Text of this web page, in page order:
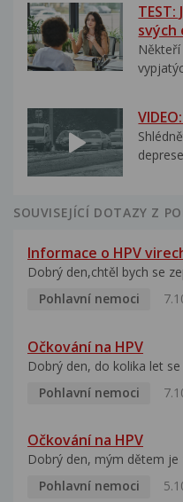
svých
SOUVISEJÍCÍ DOTAZY Z
Informace o HPV
Dobrý den,chtěl bych se
Pohlavní nemoci
Očkování na HPV
Dobrý den, do kolika let
Pohlavní nemoci
Očkování na HPV
Dobrý den, mým dětem je
Pohlavní nemoci